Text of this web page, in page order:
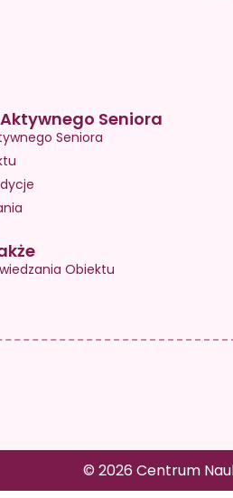
Seniora
Seniora
Obiektu
© 2026 Centrum